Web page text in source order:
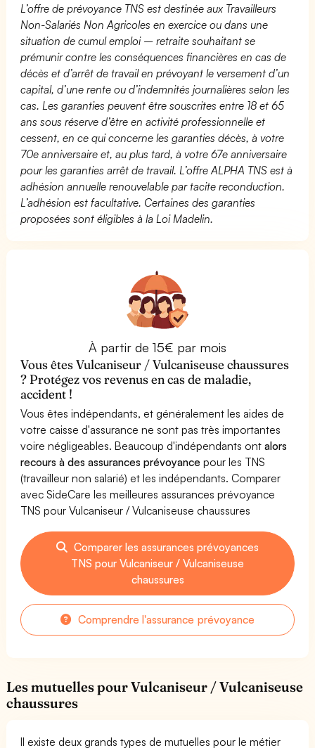
L’offre de prévoyance TNS est destinée aux Travailleurs
Non-Salariés Non Agricoles en exercice ou dans une
situation de cumul emploi – retraite souhaitant se
prémunir contre les conséquences financières en cas de
décès et d’arrêt de travail en prévoyant le versement d’un
capital, d’une rente ou d’indemnités journalières selon les
cas. Les garanties peuvent être souscrites entre 18 et 65
ans sous réserve d’être en activité professionnelle et
cessent, en ce qui concerne les garanties décès, à votre
70e anniversaire et, au plus tard, à votre 67e anniversaire
pour les garanties arrêt de travail. L’offre ALPHA TNS est à
adhésion annuelle renouvelable par tacite reconduction.
L’adhésion est facultative. Certaines des garanties
proposées sont éligibles à la Loi Madelin.
À partir de 15€ par mois
Vous êtes Vulcaniseur / Vulcaniseuse chaussures
? Protégez vos revenus en cas de maladie,
accident !
Vous êtes indépendants, et généralement les aides de
votre caisse d'assurance ne sont pas très importantes
voire négligeables. Beaucoup d'indépendants ontalors
recours à des assurances prévoyance pour les TNS
(travailleur non salarié) et les indépendants. Comparer
avec SideCare les meilleures assurances prévoyance
TNS pour Vulcaniseur / Vulcaniseuse chaussures
Comparer les assurances prévoyances
TNS pour Vulcaniseur / Vulcaniseuse
chaussures
Comprendre l'assurance prévoyance
Les mutuelles pour Vulcaniseur / Vulcaniseuse
chaussures
Il existe deux grands types de mutuelles pour le métier